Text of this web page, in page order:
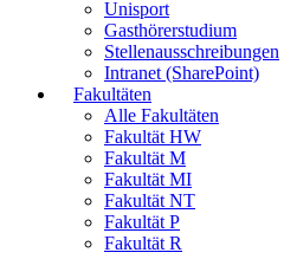
Unisport
Gasthörerstudium
Stellenausschreibungen
Intranet (SharePoint)
Fakultäten
Alle Fakultäten
Fakultät HW
Fakultät M
Fakultät MI
Fakultät NT
Fakultät P
Fakultät R